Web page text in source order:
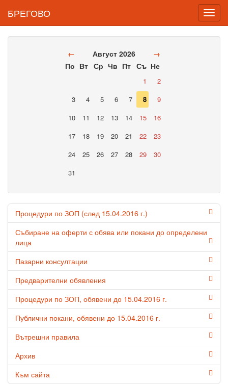
БРЕГОВО
← Август 2026
→
По Вт Ср Чв Пт Съ Не
1
2
3
4 5 6 7 8
9
10
11 12 13 14 15
16
17
18 19 20 21 22
23
24
25 26 27 28 29
30
31
Процедури по ЗОП (след 15.04.2016 г.)
Събиране на оферти с обява или покани до определени
лица
Пазарни консултации
Предварителни обявления
Процедури по ЗОП, обявени до 15.04.2016 г.
Публични покани, обявени до 15.04.2016 г.
Вътрешни правила
Архив
Към сайта